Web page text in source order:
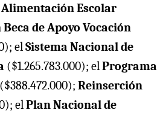
Escolar
Beca de Apoyo Vocación
elSistema Nacional de
($1.265.783.000); elPrograma
($388.472.000); Reinserción
elPlan Nacional de